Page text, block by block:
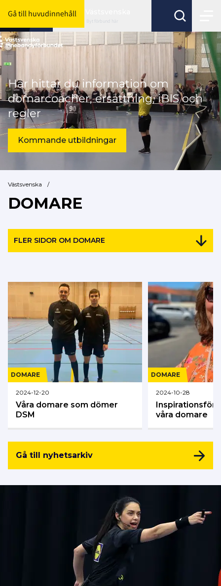
Gå till huvudinnehåll
Byt förbund här
Här hittar du information om
domarcoacher, ersättning, iBIS och
regler
Kommande utbildningar
Västsvenska /
DOMARE
FLER SIDOR OM DOMARE
DOMARE
2024-12-20
Våra domare som dömer
DSM
DOMARE
2024-10-28
våra domare
Gå till nyhetsarkiv